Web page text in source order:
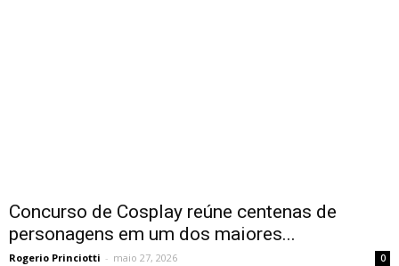
Concurso de Cosplay reúne centenas de
personagens em um dos maiores...
Rogerio Princiotti - maio 27, 2026 0